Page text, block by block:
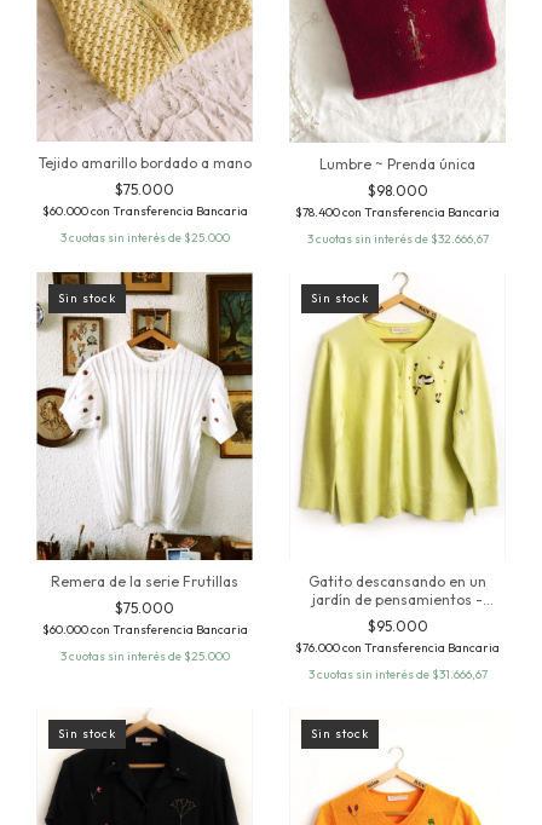
Tejido amarillo bordado a mano
$75.000
$60.000con Transferencia Bancaria
3cuotas sin interés de $25.000
Lumbre ~ Prenda única
$98.000
$78.400con Transferencia Bancaria
3cuotas sin interés de $32.666,67
Sin stock
Remera de la serie Frutillas
$75.000
$60.000con Transferencia Bancaria
3cuotas sin interés de $25.000
Sin stock
Gatito descansando en un
jardín de pensamientos -
Prenda única
$95.000
$76.000con Transferencia Bancaria
3cuotas sin interés de $31.666,67
Sin stock Sin stock